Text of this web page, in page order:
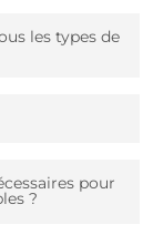
EFFICACE
les types de
chaque
meilleurs
pour
?